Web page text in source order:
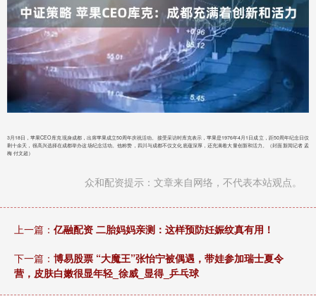
3月18日，苹果CEO库克现身成都，出席苹果成立50周年庆祝活动。接受采访时库克表示，苹果是1976年4月1日成立，距50周年纪念日仅
剩十余天，很高兴选择在成都举办这场纪念活动。他称赞，四川与成都不仅文化底蕴深厚，还充满着大量创新和活力。（封面新闻记者 孟
梅 付文超）
众和配资提示：文章来自网络，不代表本站观点。
上一篇： 亿融配资 二胎妈妈亲测：这样预防妊娠纹真有用！
下一篇： 博易股票 “大魔王”张怡宁被偶遇，带娃参加瑞士夏令
营，皮肤白嫩很显年轻_徐威_显得_乒乓球